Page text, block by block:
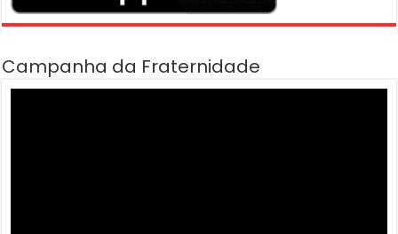
Campanha da Fraternidade